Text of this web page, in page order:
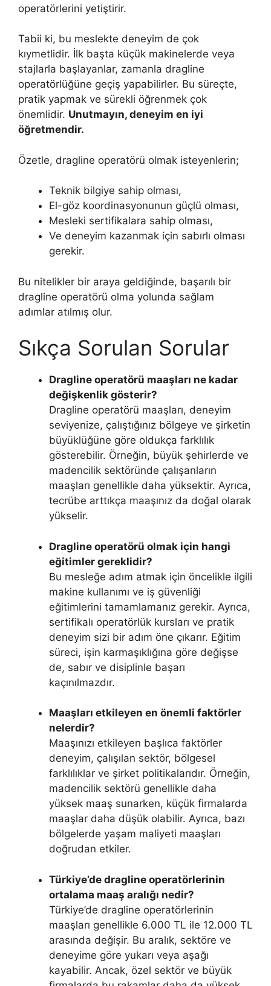
operatörlerini yetiştirir.
Tabii ki, bu meslekte deneyim de çok
kıymetlidir. İlk başta küçük makinelerde veya
stajlarla başlayanlar, zamanla dragline
operatörlüğüne geçiş yapabilirler. Bu süreçte,
pratik yapmak ve sürekli öğrenmek çok
önemlidir. Unutmayın, deneyim en iyi
öğretmendir.
Özetle, dragline operatörü olmak isteyenlerin;
Teknik bilgiye sahip olması,
El-göz koordinasyonunun güçlü olması,
Mesleki sertifikalara sahip olması,
Ve deneyim kazanmak için sabırlı olması
gerekir.
Bu nitelikler bir araya geldiğinde, başarılı bir
dragline operatörü olma yolunda sağlam
adımlar atılmış olur.
Sıkça Sorulan Sorular
Dragline operatörü maaşları ne kadar
değişkenlik gösterir?
Dragline operatörü maaşları, deneyim
seviyenize, çalıştığınız bölgeye ve şirketin
büyüklüğüne göre oldukça farklılık
gösterebilir. Örneğin, büyük şehirlerde ve
madencilik sektöründe çalışanların
maaşları genellikle daha yüksektir. Ayrıca,
tecrübe arttıkça maaşınız da doğal olarak
yükselir.
Dragline operatörü olmak için hangi
eğitimler gereklidir?
Bu mesleğe adım atmak için öncelikle ilgili
makine kullanımı ve iş güvenliği
eğitimlerini tamamlamanız gerekir. Ayrıca,
sertifikalı operatörlük kursları ve pratik
deneyim sizi bir adım öne çıkarır. Eğitim
süreci, işin karmaşıklığına göre değişse
de, sabır ve disiplinle başarı
kaçınılmazdır.
Maaşları etkileyen en önemli faktörler
nelerdir?
Maaşınızı etkileyen başlıca faktörler
deneyim, çalışılan sektör, bölgesel
farklılıklar ve şirket politikalarıdır. Örneğin,
madencilik sektörü genellikle daha
yüksek maaş sunarken, küçük firmalarda
maaşlar daha düşük olabilir. Ayrıca, bazı
bölgelerde yaşam maliyeti maaşları
doğrudan etkiler.
Türkiye’de dragline operatörlerinin
ortalama maaş aralığı nedir?
Türkiye’de dragline operatörlerinin
maaşları genellikle 6.000 TL ile 12.000 TL
arasında değişir. Bu aralık, sektöre ve
deneyime göre yukarı veya aşağı
kayabilir. Ancak, özel sektör ve büyük